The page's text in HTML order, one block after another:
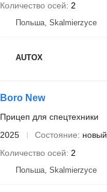
Количество осей
2
Польша, Skalmierzyce
AUTOX
Boro New
Прицеп для спецтехники
2025
Состояние
новый
Количество осей
2
Польша, Skalmierzyce